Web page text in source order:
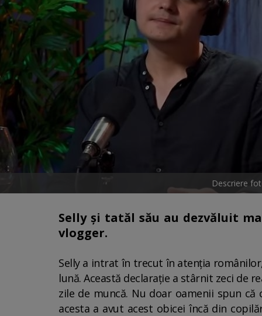
Descriere
Selly și tatăl său au dezvăluit
vlogger.
Selly a intrat în trecut în atenția
lună. Această declarație a stârnit zeci de
zile de muncă. Nu doar oamenii spun
acesta a avut acest obicei încă din